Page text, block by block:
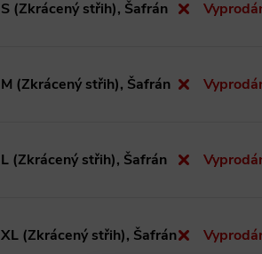
S (Zkrácený střih), Šafrán
M (Zkrácený střih), Šafrán
L (Zkrácený střih), Šafrán
XL (Zkrácený střih), Šafrán